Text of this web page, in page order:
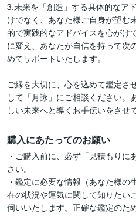
3.未来を「創造」する具体的なア
けでなく、あなた様ご自身が望む
的で実践的なアドバイスを心がけ
に変え、あなたが自信を持って次
めてサポートいたします。
ご縁を大切に、心を込めて鑑定さ
して「月詠」にご相談ください。
しい未来へと導くお手伝いをさせ
購入にあたってのお願い
・ご購入前に、必ず「見積もり
さい。
・鑑定に必要な情報（あなた様
在の状況や運気に関して知りたい
伺いいたします。正確な鑑定のた